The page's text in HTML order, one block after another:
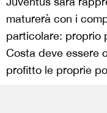
maturerà con i
particolare: proprio
Costa deve essere
profitto le proprie